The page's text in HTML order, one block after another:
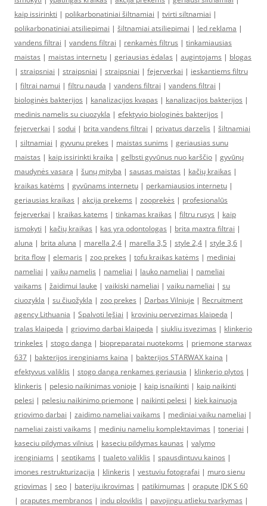
kaip issirinkti | polikarbonatiniai šiltnamiai | tvirti siltnamiai |
polikarbonatiniai atsiliepimai | šiltnamiai atsiliepimai | led reklama |
vandens filtrai | vandens filtrai | renkamės filtrus | tinkamiausias
maistas | maistas internetu | geriausias ėdalas | augintojams | blogas
| straipsniai | straipsniai | straipsniai | fejerverkai | ieskantiems filtru
| filtrai namui | filtru nauda | vandens filtrai | vandens filtrai |
biologinės bakterijos | kanalizacijos kvapas | kanalizacijos bakterijos |
medinis namelis su ciuozykla | efektyvio biologinės bakterijos |
fejerverkai | sodui | brita vandens filtrai | privatus darzelis | šiltnamiai
| siltnamiai | gyvunu prekes | maistas sunims | geriausias sunu
maistas | kaip issirinkti kraika | gelbsti gyvūnus nuo karščio | gyvūnų
maudynės vasarą | šunų mityba | sausas maistas | kačių kraikas |
kraikas katėms | gyvūnams internetu | perkamiausios internetu |
geriausias kraikas | akcija prekems | zooprekės | profesionalūs
fejerverkai | kraikas katems | tinkamas kraikas | filtru rusys | kaip
ismokyti | kačių kraikas | kas yra odontologas | brita maxtra filtrai |
aluna | brita aluna | marella 2,4 | marella 3,5 | style 2,4 | style 3,6 |
brita flow | elemaris | zoo prekes | tofu kraikas katėms | mediniai
nameliai | vaikų namelis | nameliai | lauko nameliai | nameliai
vaikams | žaidimui lauke | vaikiski nameliai | vaiku nameliai | su
ciuozykla | su čiuožykla | zoo prekes | Darbas Vilniuje | Recruitment
agency Lithuania | Spalvoti lęšiai | kroviniu pervezimas klaipeda |
tralas klaipeda | griovimo darbai klaipeda | siukliu isvezimas | klinkerio
trinkeles | stogo danga | biopreparatai nuotekoms | priemone starwax
637 | bakterijos irenginiams kaina | bakterijos STARWAX kaina |
efektyvus valiklis | stogo danga renkames geriausia | klinkerio plytos |
klinkeris | pelesio naikinimas vonioje | kaip isnaikinti | kaip naikinti
pelesi | pelesiu naikinimo priemone | naikinti pelesi | kiek kainuoja
griovimo darbai | zaidimo nameliai vaikams | mediniai vaiku nameliai |
nameliai zaisti vaikams | mediniu nameliu komplektavimas | toneriai |
kaseciu pildymas vilnius | kaseciu pildymas kaunas | valymo
įrenginiams | septikams | tualeto valiklis | spausdintuvu kainos |
imones restrukturizacija | klinkeris | vestuviu fotografai | muro sienu
griovimas | seo | bateriju ikrovimas | patikimumas | orapute JDK S 60
| oraputes membranos | indu ploviklis | pavojingu atlieku tvarkymas |